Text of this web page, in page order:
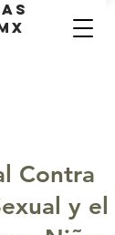
Contra
y el